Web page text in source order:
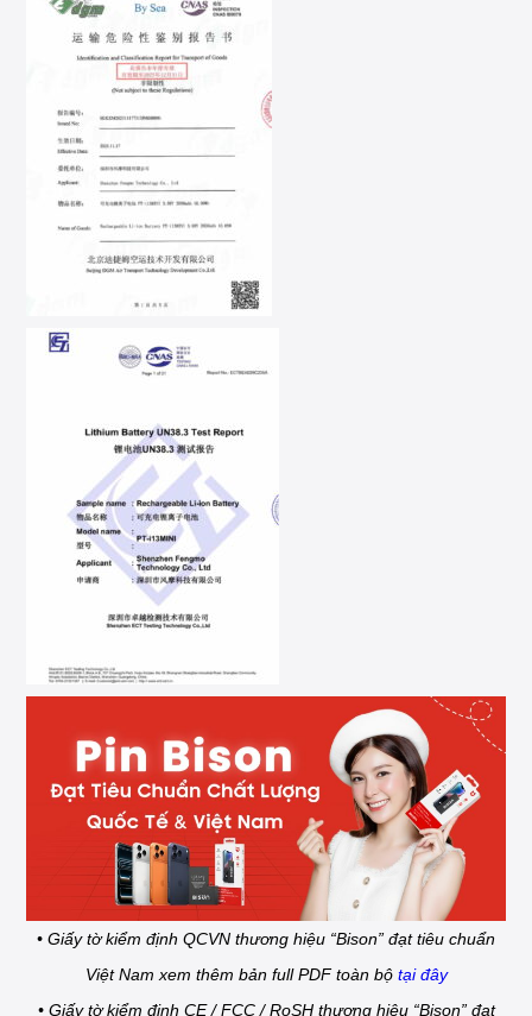
• Giấy tờ kiểm định QCVN thương hiệu “Bison” đạt tiêu chuẩn
Việt Nam xem thêm bản full PDF toàn bộ tại đây
• Giấy tờ kiểm định CE / FCC / RoSH thương hiệu “Bison” đạt